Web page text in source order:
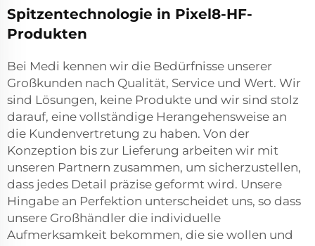
Spitzentechnologie in Pixel8-HF-
Produkten
Bei Medi kennen wir die Bedürfnisse unserer
Großkunden nach Qualität, Service und Wert. Wir
sind Lösungen, keine Produkte und wir sind stolz
darauf, eine vollständige Herangehensweise an
die Kundenvertretung zu haben. Von der
Konzeption bis zur Lieferung arbeiten wir mit
unseren Partnern zusammen, um sicherzustellen,
dass jedes Detail präzise geformt wird. Unsere
Hingabe an Perfektion unterscheidet uns, so dass
unsere Großhändler die individuelle
Aufmerksamkeit bekommen, die sie wollen und